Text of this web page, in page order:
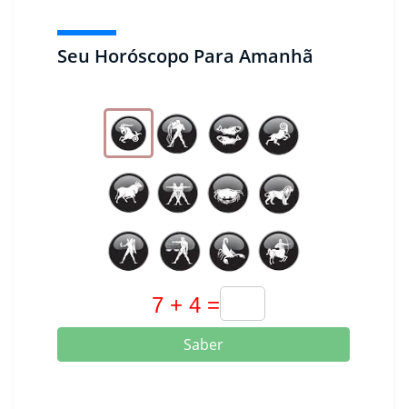
Seu Horóscopo Para Amanhã
Saber